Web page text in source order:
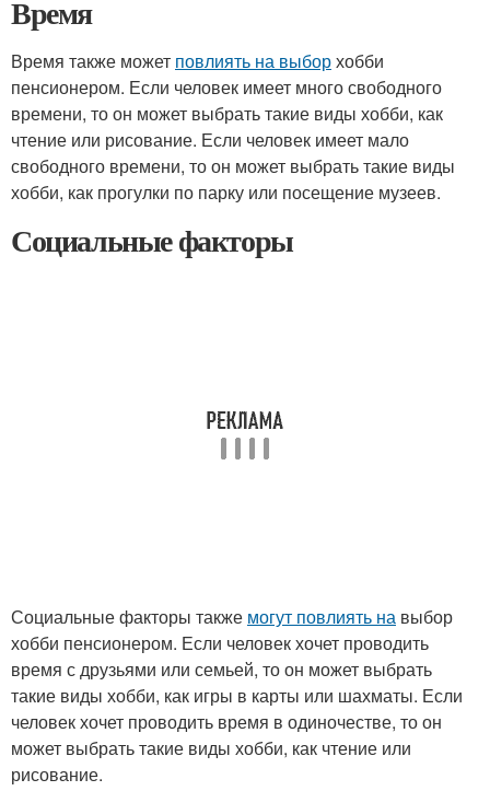
Время
Время также может повлиять на выборхобби
пенсионером. Если человек имеет много свободного
времени, то он может выбрать такие виды хобби, как
чтение или рисование. Если человек имеет мало
свободного времени, то он может выбрать такие виды
хобби, как прогулки по парку или посещение музеев.
Социальные факторы
Социальные факторы также могут повлиять на выбор
хобби пенсионером. Если человек хочет проводить
время с друзьями или семьей, то он может выбрать
такие виды хобби, как игры в карты или шахматы. Если
человек хочет проводить время в одиночестве, то он
может выбрать такие виды хобби, как чтение или
рисование.